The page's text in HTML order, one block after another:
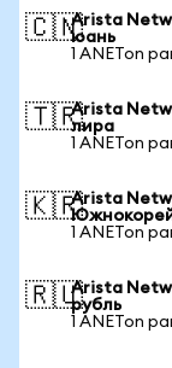
🇨🇳Arista
юань
1 ANETon
🇹🇷Arista
лира
1 ANETon
🇰🇷Arista
1 ANETon
🇷🇺Arista
рубль
1 ANETon